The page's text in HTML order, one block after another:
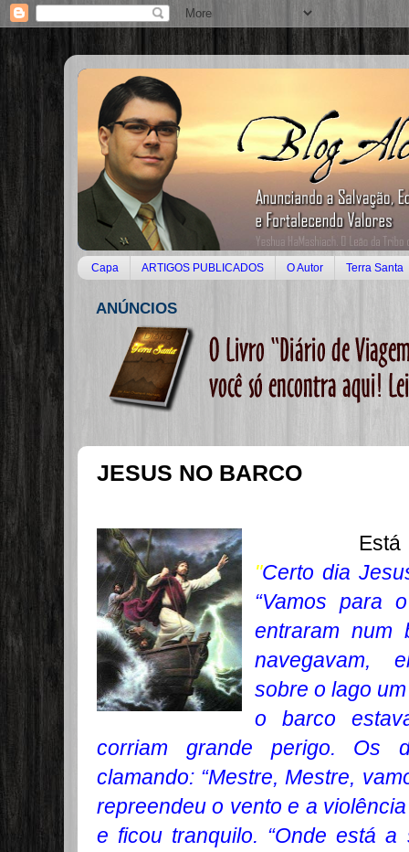
Capa ARTIGOS PUBLICADOS O Autor Terra Santa
ANÚNCIOS
JESUS NO BARCO
Está
"Certo dia
“Vamos para
entraram num
navegavam,
sobre o lago
o barco
corriam grande perigo. Os
clamando: “Mestre, Mestre,
repreendeu o vento e a
e ficou tranquilo. “Onde está